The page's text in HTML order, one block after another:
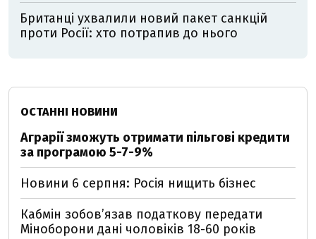
Британці ухвалили новий пакет санкцій
проти Росії: хто потрапив до нього
ОСТАННІ НОВИНИ
Аграрії зможуть отримати пільгові кредити
за програмою 5-7-9%
Новини 6 серпня: Росія нищить бізнес
Кабмін зобовʼязав податкову передати
Міноборони дані чоловіків 18-60 років